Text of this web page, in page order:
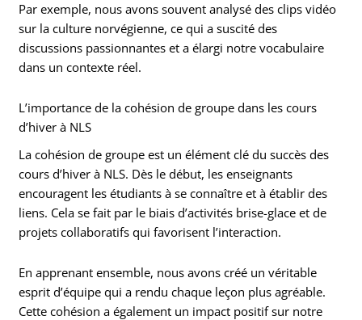
Par exemple, nous avons souvent analysé des clips vidéo
sur la culture norvégienne, ce qui a suscité des
discussions passionnantes et a élargi notre vocabulaire
dans un contexte réel.
L’importance de la cohésion de groupe dans les cours
d’hiver à NLS
La cohésion de groupe est un élément clé du succès des
cours d’hiver à NLS. Dès le début, les enseignants
encouragent les étudiants à se connaître et à établir des
liens. Cela se fait par le biais d’activités brise-glace et de
projets collaboratifs qui favorisent l’interaction.
En apprenant ensemble, nous avons créé un véritable
esprit d’équipe qui a rendu chaque leçon plus agréable.
Cette cohésion a également un impact positif sur notre